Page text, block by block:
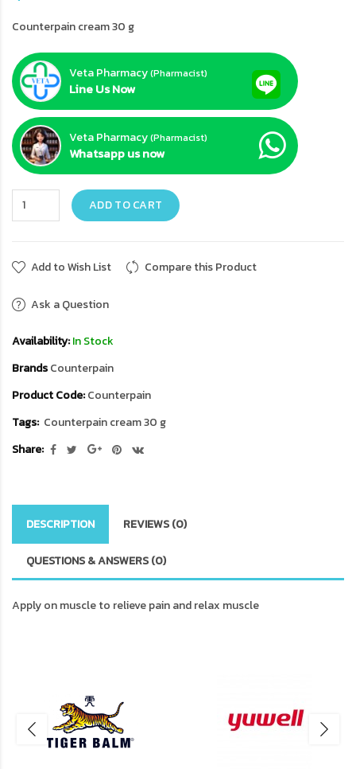
Counterpain cream 30 g
Veta Pharmacy(Pharmacist)
Line Us Now
Veta Pharmacy(Pharmacist)
Whatsapp us now
ADD TO CART
Add to Wish List Compare this Product
Ask a Question
Availability:In Stock
BrandsCounterpain
Product Code:Counterpain
Tags: Counterpain cream 30 g
Share:
DESCRIPTION REVIEWS (0)
QUESTIONS & ANSWERS (0)
Apply on muscle to relieve pain and relax muscle